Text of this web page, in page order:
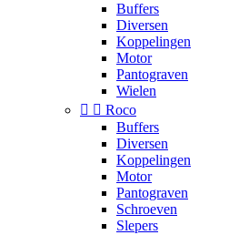
Buffers
Diversen
Koppelingen
Motor
Pantograven
Wielen
  Roco
Buffers
Diversen
Koppelingen
Motor
Pantograven
Schroeven
Slepers